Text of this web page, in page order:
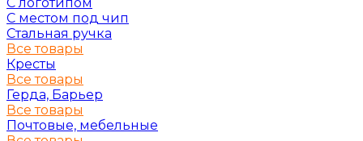
С местом под чип
Стальная ручка
Все товары
Кресты
Все товары
Герда, Барьер
Все товары
Почтовые, мебельные